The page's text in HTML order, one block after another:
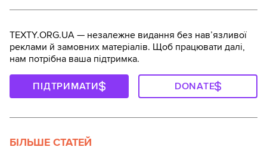
TEXTY.ORG.UA — незалежне видання без навʼязливої
реклами й замовних матеріалів. Щоб працювати далі,
нам потрібна ваша підтримка.
ПІДТРИМАТИ DONATE
БІЛЬШЕ СТАТЕЙ